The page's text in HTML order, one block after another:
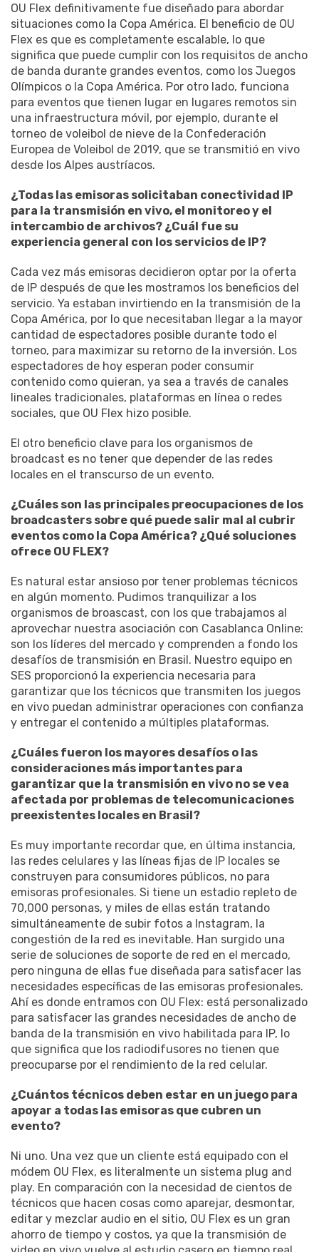
OU Flex definitivamente fue diseñado para abordar
situaciones como la Copa América. El beneficio de OU
Flex es que es completamente escalable, lo que
significa que puede cumplir con los requisitos de ancho
de banda durante grandes eventos, como los Juegos
Olímpicos o la Copa América. Por otro lado, funciona
para eventos que tienen lugar en lugares remotos sin
una infraestructura móvil, por ejemplo, durante el
torneo de voleibol de nieve de la Confederación
Europea de Voleibol de 2019, que se transmitió en vivo
desde los Alpes austríacos.
¿Todas las emisoras solicitaban conectividad IP
para la transmisión en vivo, el monitoreo y el
intercambio de archivos? ¿Cuál fue su
experiencia general con los servicios de IP?
Cada vez más emisoras decidieron optar por la oferta
de IP después de que les mostramos los beneficios del
servicio. Ya estaban invirtiendo en la transmisión de la
Copa América, por lo que necesitaban llegar a la mayor
cantidad de espectadores posible durante todo el
torneo, para maximizar su retorno de la inversión. Los
espectadores de hoy esperan poder consumir
contenido como quieran, ya sea a través de canales
lineales tradicionales, plataformas en línea o redes
sociales, que OU Flex hizo posible.
El otro beneficio clave para los organismos de
broadcast es no tener que depender de las redes
locales en el transcurso de un evento.
¿Cuáles son las principales preocupaciones de los
broadcasters sobre qué puede salir mal al cubrir
eventos como la Copa América? ¿Qué soluciones
ofrece OU FLEX?
Es natural estar ansioso por tener problemas técnicos
en algún momento. Pudimos tranquilizar a los
organismos de broascast, con los que trabajamos al
aprovechar nuestra asociación con Casablanca Online:
son los líderes del mercado y comprenden a fondo los
desafíos de transmisión en Brasil. Nuestro equipo en
SES proporcionó la experiencia necesaria para
garantizar que los técnicos que transmiten los juegos
en vivo puedan administrar operaciones con confianza
y entregar el contenido a múltiples plataformas.
¿Cuáles fueron los mayores desafíos o las
consideraciones más importantes para
garantizar que la transmisión en vivo no se vea
afectada por problemas de telecomunicaciones
preexistentes locales en Brasil?
Es muy importante recordar que, en última instancia,
las redes celulares y las líneas fijas de IP locales se
construyen para consumidores públicos, no para
emisoras profesionales. Si tiene un estadio repleto de
70,000 personas, y miles de ellas están tratando
simultáneamente de subir fotos a Instagram, la
congestión de la red es inevitable. Han surgido una
serie de soluciones de soporte de red en el mercado,
pero ninguna de ellas fue diseñada para satisfacer las
necesidades específicas de las emisoras profesionales.
Ahí es donde entramos con OU Flex: está personalizado
para satisfacer las grandes necesidades de ancho de
banda de la transmisión en vivo habilitada para IP, lo
que significa que los radiodifusores no tienen que
preocuparse por el rendimiento de la red celular.
¿Cuántos técnicos deben estar en un juego para
apoyar a todas las emisoras que cubren un
evento?
Ni uno. Una vez que un cliente está equipado con el
módem OU Flex, es literalmente un sistema plug and
play. En comparación con la necesidad de cientos de
técnicos que hacen cosas como aparejar, desmontar,
editar y mezclar audio en el sitio, OU Flex es un gran
ahorro de tiempo y costos, ya que la transmisión de